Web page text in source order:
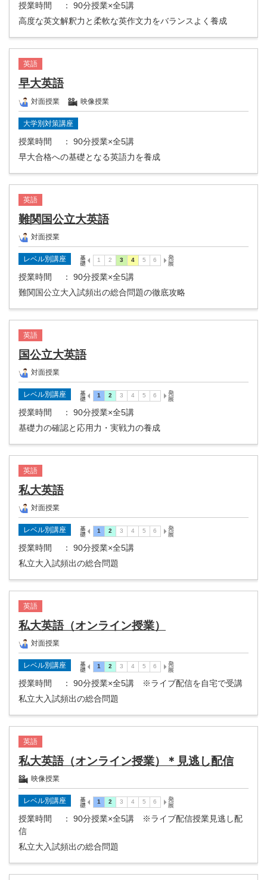
授業時間
： 90分授業×全5講
高度な英文解釈力と柔軟な英作文力をバランスよく養成
英語
早大英語
対面授業 映像授業
大学別対策講座
授業時間
： 90分授業×全5講
早大合格への基礎となる英語力を養成
英語
難関国公立大英語
対面授業
レベル別講座
授業時間
： 90分授業×全5講
難関国公立大入試頻出の総合問題の徹底攻略
英語
国公立大英語
対面授業
レベル別講座
授業時間
： 90分授業×全5講
基礎力の確認と応用力・実戦力の養成
英語
私大英語
対面授業
レベル別講座
授業時間
： 90分授業×全5講
私立大入試頻出の総合問題
英語
私大英語（オンライン授業）
対面授業
レベル別講座
授業時間
： 90分授業×全5講 ※ライブ配信を自宅で受講
私立大入試頻出の総合問題
英語
私大英語（オンライン授業）＊見逃し配信
映像授業
レベル別講座
授業時間
： 90分授業×全5講 ※ライブ配信授業見逃し配
信
私立大入試頻出の総合問題